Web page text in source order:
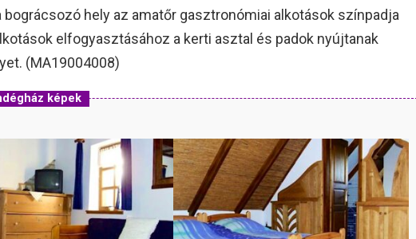
bográcsozó hely az amatőr gasztronómiai alkotások színpadja
elfogyasztásához a kerti asztal és padok nyújtanak
(MA19004008)
képek